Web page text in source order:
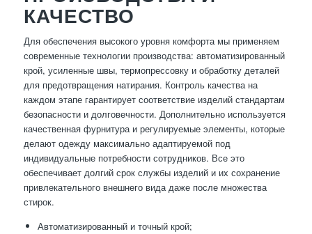
КАЧЕСТВО
Для обеспечения высокого уровня комфорта мы применяем
современные технологии производства: автоматизированный
крой, усиленные швы, термопрессовку и обработку деталей
для предотвращения натирания. Контроль качества на
каждом этапе гарантирует соответствие изделий стандартам
безопасности и долговечности. Дополнительно используется
качественная фурнитура и регулируемые элементы, которые
делают одежду максимально адаптируемой под
индивидуальные потребности сотрудников. Все это
обеспечивает долгий срок службы изделий и их сохранение
привлекательного внешнего вида даже после множества
стирок.
Автоматизированный и точный крой;